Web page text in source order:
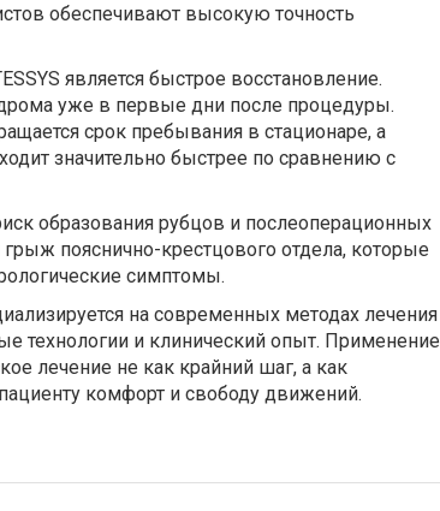
обеспечивают высокую точность
является быстрое восстановление.
уже в первые дни после процедуры.
срок пребывания в стационаре, а
значительно быстрее по сравнению с
образования рубцов и послеоперационных
пояснично-крестцового отдела, которые
симптомы.
на современных методах лечения
технологии и клинический опыт. Применение
лечение не как крайний шаг, а как
комфорт и свободу движений.